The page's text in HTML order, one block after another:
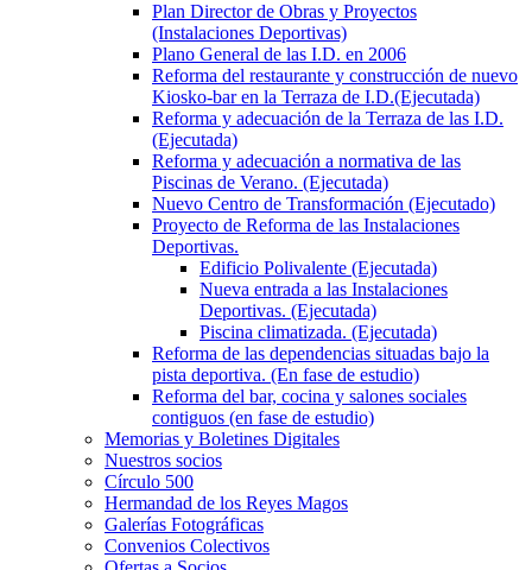
Plan Director de Obras y Proyectos
(Instalaciones Deportivas)
Plano General de las I.D. en 2006
Reforma del restaurante y construcción de nuevo
Kiosko-bar en la Terraza de I.D.(Ejecutada)
Reforma y adecuación de la Terraza de las I.D.
(Ejecutada)
Reforma y adecuación a normativa de las
Piscinas de Verano. (Ejecutada)
Nuevo Centro de Transformación (Ejecutado)
Proyecto de Reforma de las Instalaciones
Deportivas.
Edificio Polivalente (Ejecutada)
Nueva entrada a las Instalaciones
Deportivas. (Ejecutada)
Piscina climatizada. (Ejecutada)
Reforma de las dependencias situadas bajo la
pista deportiva. (En fase de estudio)
Reforma del bar, cocina y salones sociales
contiguos (en fase de estudio)
Memorias y Boletines Digitales
Nuestros socios
Círculo 500
Hermandad de los Reyes Magos
Galerías Fotográficas
Convenios Colectivos